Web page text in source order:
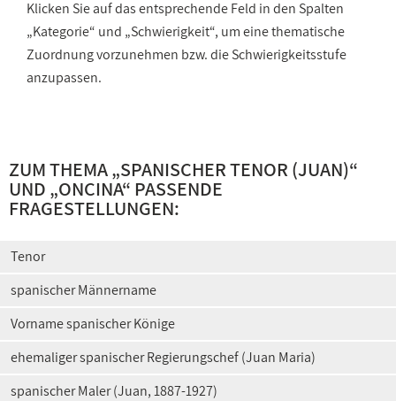
Klicken Sie auf das entsprechende Feld in den Spalten
„Kategorie“ und „Schwierigkeit“, um eine thematische
Zuordnung vorzunehmen bzw. die Schwierigkeitsstufe
anzupassen.
ZUM THEMA „SPANISCHER TENOR (JUAN)“
UND „ONCINA“ PASSENDE
FRAGESTELLUNGEN:
Tenor
spanischer Männername
Vorname spanischer Könige
ehemaliger spanischer Regierungschef (Juan Maria)
spanischer Maler (Juan, 1887-1927)